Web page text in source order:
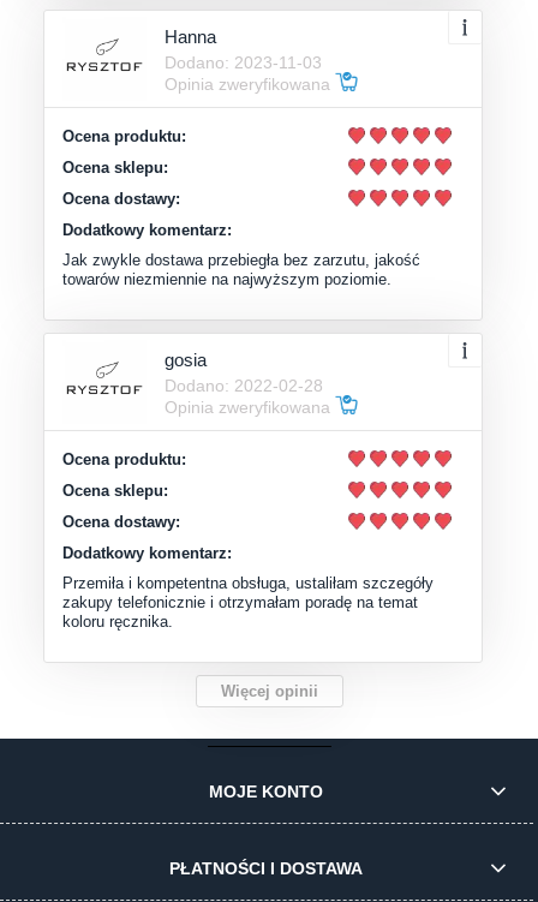
Hanna
Dodano: 2023-11-03
Opinia zweryfikowana
Ocena produktu:
Ocena sklepu:
Ocena dostawy:
Dodatkowy komentarz:
Jak zwykle dostawa przebiegła bez zarzutu, jakość
towarów niezmiennie na najwyższym poziomie.
gosia
Dodano: 2022-02-28
Opinia zweryfikowana
Ocena produktu:
Ocena sklepu:
Ocena dostawy:
Dodatkowy komentarz:
Przemiła i kompetentna obsługa, ustaliłam szczegóły
zakupy telefonicznie i otrzymałam poradę na temat
koloru ręcznika.
Więcej opinii
MOJE KONTO
PŁATNOŚCI I DOSTAWA